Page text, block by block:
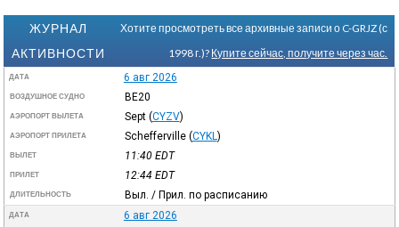
ЖУРНАЛ
АКТИВНОСТИ
Хотите просмотреть все архивные записи о C-GRJZ (с
1998 г.)? Купите сейчас, получите через час.
ДАТА 6 авг 2026
ВОЗДУШНОЕ СУДНО BE20
АЭРОПОРТ ВЫЛЕТА Sept (CYZV)
АЭРОПОРТ ПРИЛЕТА Schefferville (CYKL )
ВЫЛЕТ 11:40 EDT
ПРИЛЕТ 12:44 EDT
ДЛИТЕЛЬНОСТЬ Выл. / Прил. по расписанию
ДАТА 6 авг 2026